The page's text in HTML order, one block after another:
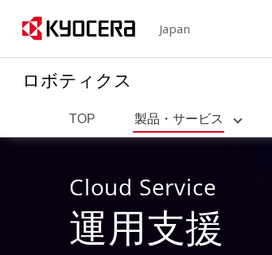
Japan
ロボティクス
TOP 製品・サービス
製品紹介
AIビジョンソリューション
ばら積み部品のピッキング作業
加工機へのテンディング
メモリ書き込みへのテンディング
Cloud Service
運用支援